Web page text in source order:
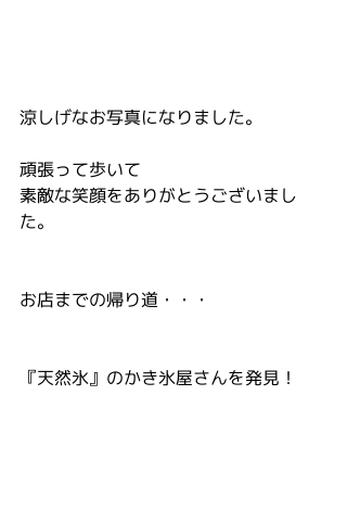
涼しげなお写真になりました。
頑張って歩いて
素敵な笑顔をありがとうございまし
た。
お店までの帰り道・・・
『天然氷』のかき氷屋さんを発見！